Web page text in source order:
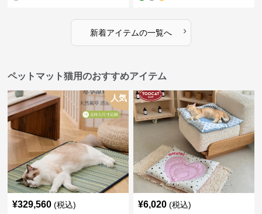
新着アイテムの一覧へ ›
ペットマット猫用のおすすめアイテム
人気
¥329,560 (税込) ¥6,020 (税込)